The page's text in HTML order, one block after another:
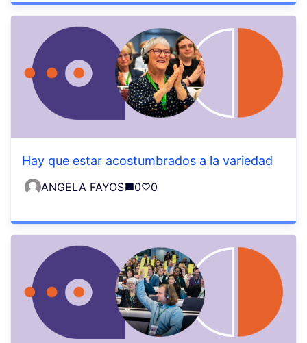
Hay que estar acostumbrados a la variedad
ANGELA FAYOS 0 0